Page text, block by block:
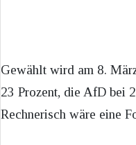
Gewählt wird am 8.
23 Prozent, die AfD bei
Rechnerisch wäre eine